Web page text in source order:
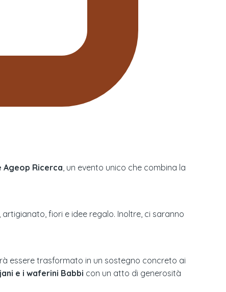
Ageop Ricerca , un evento unico che combina la
fiori e idee regalo. Inoltre, ci saranno
essere trasformato in un sostegno concreto ai
e i waferini Babbi con un atto di generosità